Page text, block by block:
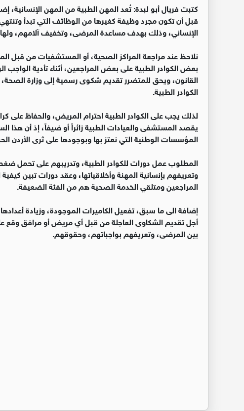
كتبت فريال أبو لبدة: تُعد المهن الطبية من المهن الإنسانية،
قبل أن تكون مجرد وظيفة كغيرها من الوظائف التي تبدأ
الإنساني، وذلك بهدف مساعدة المرضى، وتخفيف آلامهم،
نلاحظ عند مراجعة المراكز الصحية، أو المستشفيات من قبل
بعض الكوادر الطبية على بعض المراجعين، أثناء تأدية
القانون، ويحق للمتضرر تقديم شكوى رسمية إلى وزارة
الكوادر الطبية.
لذلك يجب على الكوادر الطبية احترام المريض، والحفاظ
يقصد المستشفى والعيادات الطبية زائراً أو ضيفاً، إذ أن هذا
المؤسسات الوطنية التي نعتز بها وبوجودها على ثرى الأردن
المطلوب عمل دورات للكوادر الطبية، وتدريبهم على تحمل
وتعريفهم بإنسانية المهنة وأخلاقياتها، وعقد دورات تبين
المراجعين ومتلقي الخدمة الصحية هم من الفئة الضعيفة.
إضافة الى ما سبق، تفعيل الكاميرات الموجودة، وزيادة
أجل تقديم الشكاوى العاجلة من قبل أي مريض أو مرافق وقع
بين المرضى، وتعريفهم بواجباتهم، وحقوقهم.